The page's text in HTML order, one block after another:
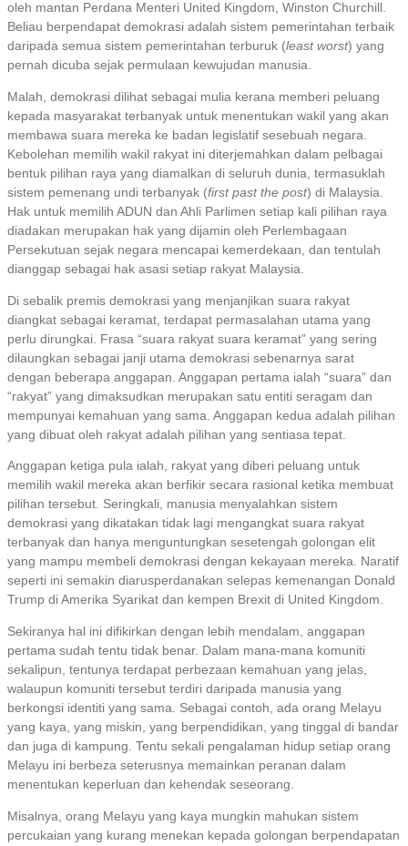
oleh mantan Perdana Menteri United Kingdom, Winston Churchill.
Beliau berpendapat demokrasi adalah sistem pemerintahan terbaik
daripada semua sistem pemerintahan terburuk (least worst) yang
pernah dicuba sejak permulaan kewujudan manusia.
Malah, demokrasi dilihat sebagai mulia kerana memberi peluang
kepada masyarakat terbanyak untuk menentukan wakil yang akan
membawa suara mereka ke badan legislatif sesebuah negara.
Kebolehan memilih wakil rakyat ini diterjemahkan dalam pelbagai
bentuk pilihan raya yang diamalkan di seluruh dunia, termasuklah
sistem pemenang undi terbanyak (first past the post) di Malaysia.
Hak untuk memilih ADUN dan Ahli Parlimen setiap kali pilihan raya
diadakan merupakan hak yang dijamin oleh Perlembagaan
Persekutuan sejak negara mencapai kemerdekaan, dan tentulah
dianggap sebagai hak asasi setiap rakyat Malaysia.
Di sebalik premis demokrasi yang menjanjikan suara rakyat
diangkat sebagai keramat, terdapat permasalahan utama yang
perlu dirungkai. Frasa “suara rakyat suara keramat” yang sering
dilaungkan sebagai janji utama demokrasi sebenarnya sarat
dengan beberapa anggapan. Anggapan pertama ialah “suara” dan
“rakyat” yang dimaksudkan merupakan satu entiti seragam dan
mempunyai kemahuan yang sama. Anggapan kedua adalah pilihan
yang dibuat oleh rakyat adalah pilihan yang sentiasa tepat.
Anggapan ketiga pula ialah, rakyat yang diberi peluang untuk
memilih wakil mereka akan berfikir secara rasional ketika membuat
pilihan tersebut. Seringkali, manusia menyalahkan sistem
demokrasi yang dikatakan tidak lagi mengangkat suara rakyat
terbanyak dan hanya menguntungkan sesetengah golongan elit
yang mampu membeli demokrasi dengan kekayaan mereka. Naratif
seperti ini semakin diarusperdanakan selepas kemenangan Donald
Trump di Amerika Syarikat dan kempen Brexit di United Kingdom.
Sekiranya hal ini difikirkan dengan lebih mendalam, anggapan
pertama sudah tentu tidak benar. Dalam mana-mana komuniti
sekalipun, tentunya terdapat perbezaan kemahuan yang jelas,
walaupun komuniti tersebut terdiri daripada manusia yang
berkongsi identiti yang sama. Sebagai contoh, ada orang Melayu
yang kaya, yang miskin, yang berpendidikan, yang tinggal di bandar
dan juga di kampung. Tentu sekali pengalaman hidup setiap orang
Melayu ini berbeza seterusnya memainkan peranan dalam
menentukan keperluan dan kehendak seseorang.
Misalnya, orang Melayu yang kaya mungkin mahukan sistem
percukaian yang kurang menekan kepada golongan berpendapatan